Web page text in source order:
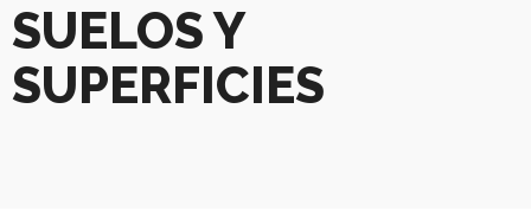
SUELOS Y
SUPERFICIES